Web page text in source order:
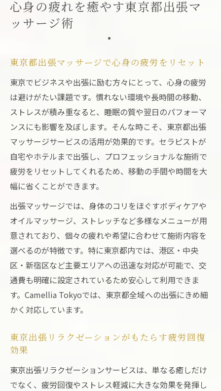
心身の疲れを癒やす東京都出張マ
ッサージ術
東京都出張マッサージで心身の疲労をリセット
東京でビジネスや出張に励む方々にとって、心身の疲労
は避けがたい課題です。慣れない環境や長時間の移動、
ストレスが積み重なると、睡眠の質や翌日のパフォーマ
ンスにも影響を及ぼします。そんな時こそ、東京都出張
マッサージサービスの活用が効果的です。セラピストが
自宅やホテルまで出張し、プロフェッショナルな施術で
疲労をリセットしてくれるため、移動の手間や時間を大
幅に省くことができます。
出張マッサージでは、身体のコリをほぐすボディケアや
オイルマッサージ、ストレッチなど多様なメニューが用
意されており、個々の疲れや希望に合わせて施術内容を
選べるのが特徴です。特に東京都内では、港区・中央
区・新宿区など主要エリアへの迅速な対応が可能で、交
通費も明確に設定されているため安心して利用できま
す。Camellia Tokyoでは、東京都全域への出張にきめ細
かく対応しています。
東京出張リラクゼーションがもたらす疲労回復
効果
東京出張リラクゼーションサービスは、単なる癒しだけ
でなく、疲労回復やストレス軽減に大きな効果を発揮し